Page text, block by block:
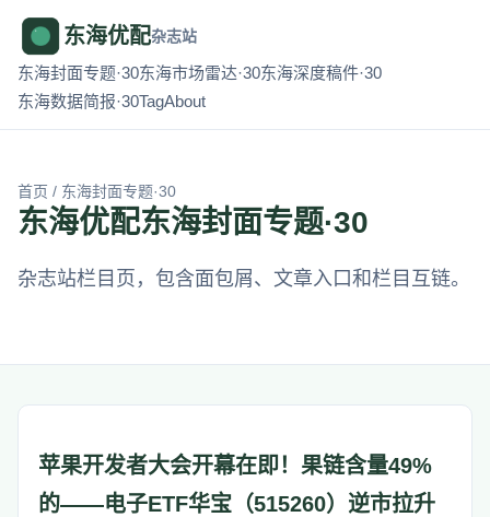
东海优配杂志站
东海封面专题·30东海市场雷达·30东海深度稿件·30
东海数据简报·30TagAbout
首页 / 东海封面专题·30
东海优配东海封面专题·30
杂志站栏目页，包含面包屑、文章入口和栏目互链。
苹果开发者大会开幕在即！果链含量49%
的——电子ETF华宝（515260）逆市拉升